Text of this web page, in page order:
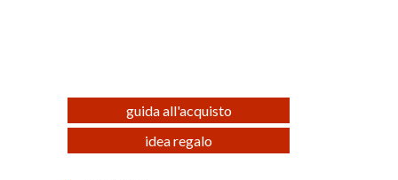
guida all'acquisto
idea regalo